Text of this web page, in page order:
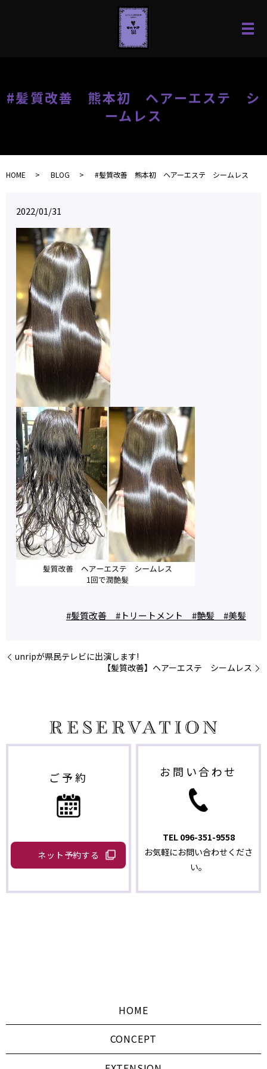
#髪質改善 熊本初 ヘアーエステ シ
ームレス
HOME BLOG #髪質改善 熊本初 ヘアーエステ シームレス
2022/01/31
#髪質改善 #トリートメント #艶髪 #美髪
unripが県民テレビに出演します!
【髪質改善】ヘアーエステ シームレス
ご予約
ネット予約する
お問い合わせ
TEL 096-351-9558
お気軽にお問い合わせくださ
い。
HOME
CONCEPT